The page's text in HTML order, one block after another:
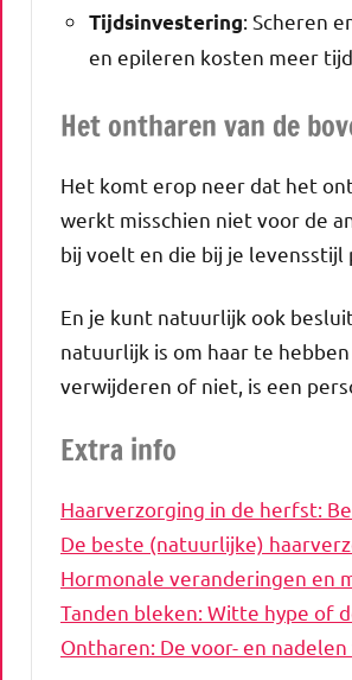
Tijdsinvestering: Scheren
en epileren kosten meer
Het ontharen van de
Het komt erop neer dat het
werkt misschien niet voor de
bij voelt en die bij je levensstijl
En je kunt natuurlijk ook
natuurlijk is om haar te
verwijderen of niet, is een
Extra info
Haarverzorging in de herfst:
De beste (natuurlijke)
Hormonale veranderingen en
Tanden bleken: Witte hype of
Ontharen: De voor- en